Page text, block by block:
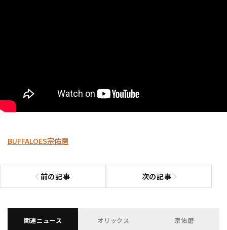
BUFFALOES宗佑磨
前の記事
前の記事へ 次の記事次の記事へ
関連ニュース オリックス 宗佑磨